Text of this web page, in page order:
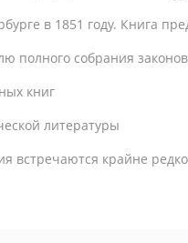
в 1851 году. Книга
полного собрания
книг
литературы
встречаются крайне